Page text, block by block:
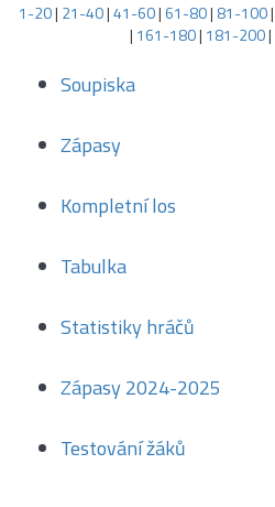
1-20| 21-40|41-60| 61-80| 81-100|
| 161-180| 181-200|
Soupiska
Zápasy
Kompletní los
Tabulka
Statistiky hráčů
Zápasy 2024-2025
Testování žáků